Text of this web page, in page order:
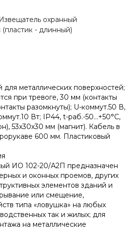
охранный
(пластик - длинный)
для металлических поверхностей;
при тревоге, 30 мм (контакты
разомкнуты); U-коммут.50 В,
Вт; IP44, t-раб.-50…+50°С,
53х30х30 мм (магнит). Кабель в
600 мм. Пластиковый
ИО 102-20/А2П предназначен
и оконных проемов, других
элементов зданий и
или смещение,
типа «ловушка» на любых
так и жилых; для
на металлические